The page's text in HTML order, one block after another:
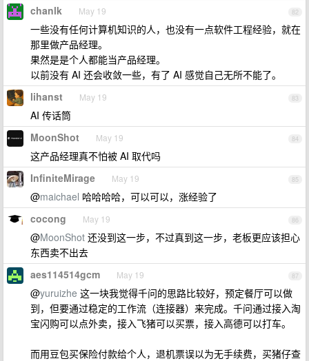
82
chanlk May 19
一些没有任何计算机知识的人，也没有一点软件工程经验，就在
那里做产品经理。
果然是是个人都能当产品经理。
以前没有 AI 还会收敛一些，有了 AI 感觉自己无所不能了。
83
lihanst May 19
AI 传话筒
84
MoonShot May 19
这产品经理真不怕被 AI 取代吗
85
InfiniteMirage May 19
@maichael 哈哈哈哈，可以可以，涨经验了
86
cocong May 19
@MoonShot 还没到这一步，不过真到这一步，老板更应该担心
东西卖不出去
87
aes114514gcm May 19
@yuruizhe 这一块我觉得千问的思路比较好，预定餐厅可以做
到，但要通过稳定的工作流（连接器）来完成。千问通过接入淘
宝闪购可以点外卖，接入飞猪可以买票，接入高德可以打车。
而用豆包买保险付款给个人，退机票误以为无手续费，买猪仔查